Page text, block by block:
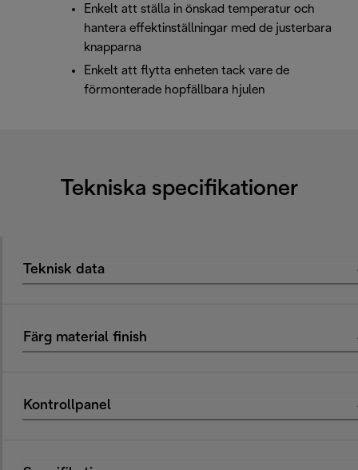
Enkelt att ställa in önskad temperatur och
hantera effektinställningar med de justerbara
knapparna
Enkelt att flytta enheten tack vare de
förmonterade hopfällbara hjulen
Tekniska specifikationer
Teknisk data
Färg material finish
Kontrollpanel